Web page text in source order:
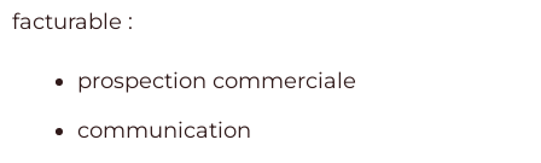
facturable :
prospection commerciale
communication